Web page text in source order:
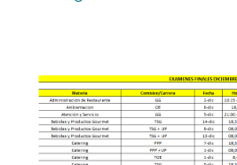
Depto de Alumnos
Av. Córdoba 1751 -